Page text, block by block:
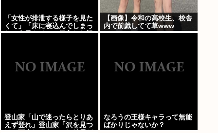
「女性が排泄する様子を見た
くて」「床に寝込んでしまっ
た」女子トイレに侵入した疑
【画像】令和の高校生、校舎
内で前戯してて草www
登山家「山で迷ったらとりあ
えず登れ」登山家「沢を見つ
なろうの王様キャラって無能
ばかりじゃないか？